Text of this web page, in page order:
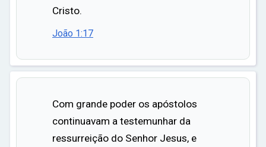
Cristo.
João 1:17
Com grande poder os apóstolos
continuavam a testemunhar da
ressurreição do Senhor Jesus, e